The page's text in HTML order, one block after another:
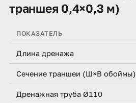
траншея 0,4×0,3 м)
ПОКАЗАТЕЛЬ
Длина дренажа
Сечение траншеи (Ш×В обоймы)
Дренажная труба Ø110